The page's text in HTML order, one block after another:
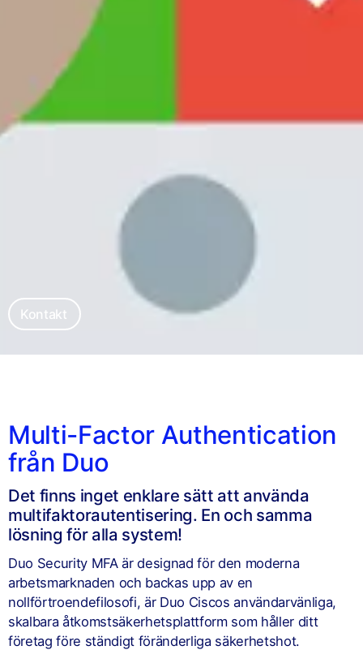
Kontakt
Multi-Factor Authentication
från Duo
Det finns inget enklare sätt att använda
multifaktorautentisering. En och samma
lösning för alla system!
Duo Security MFA är designad för den moderna
arbetsmarknaden och backas upp av en
nollförtroendefilosofi, är Duo Ciscos användarvänliga,
skalbara åtkomstsäkerhetsplattform som håller ditt
företag före ständigt föränderliga säkerhetshot.